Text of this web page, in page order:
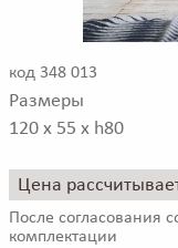
код 348 013
Размеры
120 x 55 x h80
Цена
После согласования
комплектации